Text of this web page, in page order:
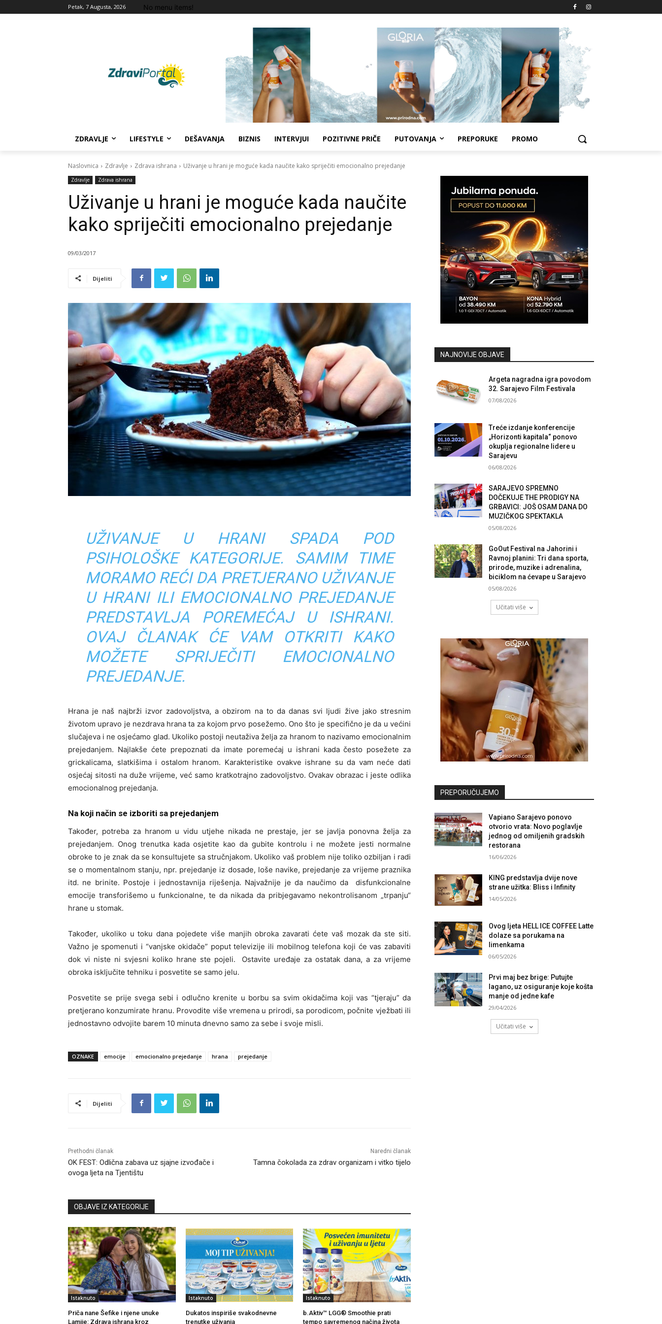
Petak, 7 Augusta, 2026 No menu items!
ZDRAVLJE LIFESTYLE DEŠAVANJA BIZNIS INTERVJUI POZITIVNE PRIČE PUTOVANJA PREPORUKE PROMO
Naslovnica Zdravlje Zdrava ishrana Uživanje u hrani je moguće kada naučite kako spriječiti emocionalno prejedanje
Zdravlje Zdrava ishrana
Uživanje u hrani je moguće kada naučite
kako spriječiti emocionalno prejedanje
09/03/2017
Dijeliti
UŽIVANJE U HRANI SPADA POD
PSIHOLOŠKE KATEGORIJE. SAMIM TIME
MORAMO REĆI DA PRETJERANO UŽIVANJE
U HRANI ILI EMOCIONALNO PREJEDANJE
PREDSTAVLJA POREMEĆAJ U ISHRANI.
OVAJ ČLANAK ĆE VAM OTKRITI KAKO
MOŽETE SPRIJEČITI EMOCIONALNO
PREJEDANJE.
Hrana je naš najbrži izvor zadovoljstva, a obzirom na to da danas svi ljudi žive jako stresnim
životom upravo je nezdrava hrana ta za kojom prvo posežemo. Ono što je specifično je da u većini
slučajeva i ne osjećamo glad. Ukoliko postoji neutaživa želja za hranom to nazivamo emocionalnim
prejedanjem. Najlakše ćete prepoznati da imate poremećaj u ishrani kada često posežete za
grickalicama, slatkišima i ostalom hranom. Karakteristike ovakve ishrane su da vam neće dati
osjećaj sitosti na duže vrijeme, već samo kratkotrajno zadovoljstvo. Ovakav obrazac i jeste odlika
emocionalnog prejedanja.
Na koji način se izboriti sa prejedanjem
Također, potreba za hranom u vidu utjehe nikada ne prestaje, jer se javlja ponovna želja za
prejedanjem. Onog trenutka kada osjetite kao da gubite kontrolu i ne možete jesti normalne
obroke to je znak da se konsultujete sa stručnjakom. Ukoliko vaš problem nije toliko ozbiljan i radi
se o momentalnom stanju, npr. prejedanje iz dosade, loše navike, prejedanje za vrijeme praznika
itd. ne brinite. Postoje i jednostavnija riješenja. Najvažnije je da naučimo da disfunkcionalne
emocije transforišemo u funkcionalne, te da nikada da pribjegavamo nekontrolisanom „trpanju“
hrane u stomak.
Također, ukoliko u toku dana pojedete više manjih obroka zavarati ćete vaš mozak da ste siti.
Važno je spomenuti i “vanjske okidače” poput televizije ili mobilnog telefona koji će vas zabaviti
dok vi niste ni svjesni koliko hrane ste pojeli. Ostavite uređaje za ostatak dana, a za vrijeme
obroka isključite tehniku i posvetite se samo jelu.
Posvetite se prije svega sebi i odlučno krenite u borbu sa svim okidačima koji vas “tjeraju” da
pretjerano konzumirate hranu. Provodite više vremena u prirodi, sa porodicom, počnite vježbati ili
jednostavno odvojite barem 10 minuta dnevno samo za sebe i svoje misli.
OZNAKE emocije emocionalno prejedanje hrana prejedanje
Dijeliti
Prethodni članak
OK FEST: Odlična zabava uz sjajne izvođače i
ovoga ljeta na Tjentištu
Naredni članak
Tamna čokolada za zdrav organizam i vitko tijelo
OBJAVE IZ KATEGORIJE
Istaknuto
Priča nane Šefike i njene unuke
Lamije: Zdrava ishrana kroz
Istaknuto
Dukatos inspiriše svakodnevne
trenutke uživanja
Istaknuto
b.Aktiv™ LGG® Smoothie prati
tempo savremenog načina života
NAJNOVIJE OBJAVE
Argeta nagradna igra povodom
32. Sarajevo Film Festivala
07/08/2026
Treće izdanje konferencije
„Horizonti kapitala“ ponovo
okuplja regionalne lidere u
Sarajevu
06/08/2026
SARAJEVO SPREMNO
DOČEKUJE THE PRODIGY NA
GRBAVICI: JOŠ OSAM DANA DO
MUZIČKOG SPEKTAKLA
05/08/2026
GoOut Festival na Jahorini i
Ravnoj planini: Tri dana sporta,
prirode, muzike i adrenalina,
biciklom na ćevape u Sarajevo
05/08/2026
Učitati više
PREPORUČUJEMO
Vapiano Sarajevo ponovo
otvorio vrata: Novo poglavlje
jednog od omiljenih gradskih
restorana
16/06/2026
KING predstavlja dvije nove
strane užitka: Bliss i Infinity
14/05/2026
Ovog ljeta HELL ICE COFFEE Latte
dolaze sa porukama na
limenkama
06/05/2026
Prvi maj bez brige: Putujte
lagano, uz osiguranje koje košta
manje od jedne kafe
29/04/2026
Učitati više